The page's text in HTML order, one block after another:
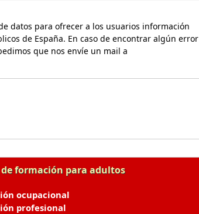
datos para ofrecer a los usuarios información
de España. En caso de encontrar algún error
que nos envíe un mail a
de formación para adultos
ocupacional
profesional